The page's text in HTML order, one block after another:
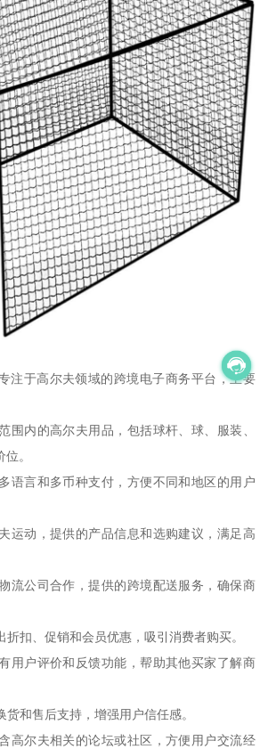
注于高尔夫领域的跨境电子商务平台，主要
围内的高尔夫用品，包括球杆、球、服装、
。
语言和多币种支付，方便不同和地区的用户
运动，提供的产品信息和选购建议，满足高
流公司合作，提供的跨境配送服务，确保商
折扣、促销和会员优惠，吸引消费者购买。
用户评价和反馈功能，帮助其他买家了解商
货和售后支持，增强用户信任感。
高尔夫相关的论坛或社区，方便用户交流经